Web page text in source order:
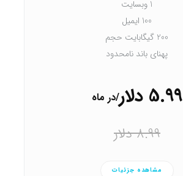
1 وبسایت
100 ایمیل
200 گیگابایت حجم
پهنای باند نامحدود
5.99 دلار /در ماه
8.99 دلار
مشاهده جزئیات